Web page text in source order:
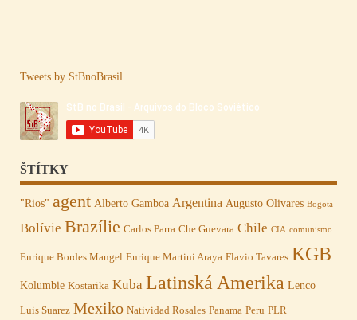
Tweets by StBnoBrasil
ŠTÍTKY
"Rios" agent Alberto Gamboa Argentina Augusto Olivares Bogota
Bolívie Brazílie Carlos Parra Che Guevara Chile CIA comunismo
Enrique Bordes Mangel Enrique Martini Araya Flavio Tavares KGB
Kolumbie Kostarika Kuba Latinská Amerika Lenco
Luis Suarez Mexiko Natividad Rosales Panama Peru PLR